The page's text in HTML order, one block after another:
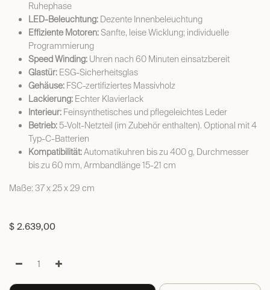
Ruhephase
LED-Beleuchtung: Dezente Innenbeleuchtung
Effiziente Motoren:Sanfte, leise Wicklung; individuelle
Programmierung
Speed Winding: Uhren nach 60 Minuten einsatzbereit
Glastür: ESG-Sicherheitsglas
Gehäuse: FSC-zertifiziertes Massivholz
Lackierung: Echter Klavierlack
Interieur: Feinsynthetisches und pflegeleichtes Leder
Betrieb:5-Volt-Netzteil (im Zubehör enthalten). Optional mit 4
Typ-C-Batterien
Kompatibilität:Automatikuhren bis zu 400 g, Durchmesser
bis zu 60 mm, Armbandlänge 15-21 cm
Maße: 37 x 25 x 29 cm
$ 2.639,00